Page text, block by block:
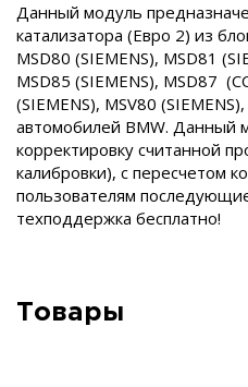
Данный модуль
катализатора (Евро 2) из
MSD80 (SIEMENS), MSD81
MSD85 (SIEMENS), MSD87
(SIEMENS), MSV80
автомобилей BMW. Данный
корректировку считанной
калибровки), с пересчетом
пользователям
техподдержка бесплатно!
Товары